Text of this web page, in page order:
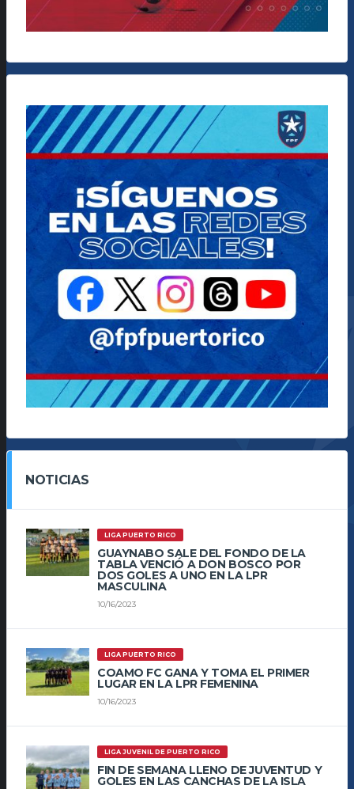
NOTICIAS
LIGA PUERTO RICO
GUAYNABO SALE DEL FONDO DE LA
TABLA VENCIÓ A DON BOSCO POR
DOS GOLES A UNO EN LA LPR
MASCULINA
10/16/2023
LIGA PUERTO RICO
COAMO FC GANA Y TOMA EL PRIMER
LUGAR EN LA LPR FEMENINA
10/16/2023
LIGA JUVENIL DE PUERTO RICO
FIN DE SEMANA LLENO DE JUVENTUD Y
GOLES EN LAS CANCHAS DE LA ISLA